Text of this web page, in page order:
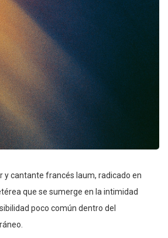
y cantante francés laum, radicado en
que se sumerge en la intimidad
poco común dentro del